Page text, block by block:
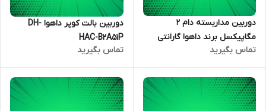
دوربین مداربسته دام 2
مگاپیکسل برند داهوا گارانتی
HAC-T2A21P
تماس بگیرید
دوربین بالت کوپر داهوا DH-
HAC-B2A51P
تماس بگیرید